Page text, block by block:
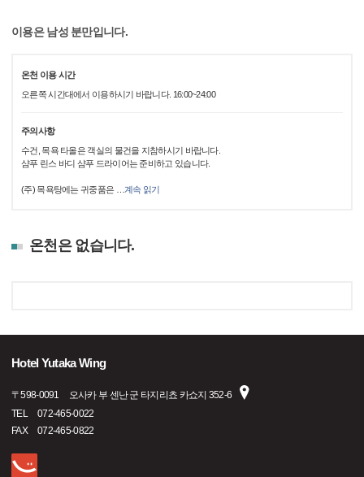
이용은 남성 분만입니다.
온천 이용 시간
오른쪽 시간대에서 이용하시기 바랍니다. 16:00~24:00
주의사항
수건, 목욕 타올은 객실의 물건을 지참하시기 바랍니다.
샴푸 린스 바디 샴푸 드라이어는 준비하고 있습니다.
(주) 목욕탕에는 귀중품은 계속 읽기
온천은 없습니다.
Hotel Yutaka Wing
〒598-0091
오사카 부 센난 군 타지리쵸 카쇼지 352-6
TEL
072-465-0022
FAX
072-465-0822